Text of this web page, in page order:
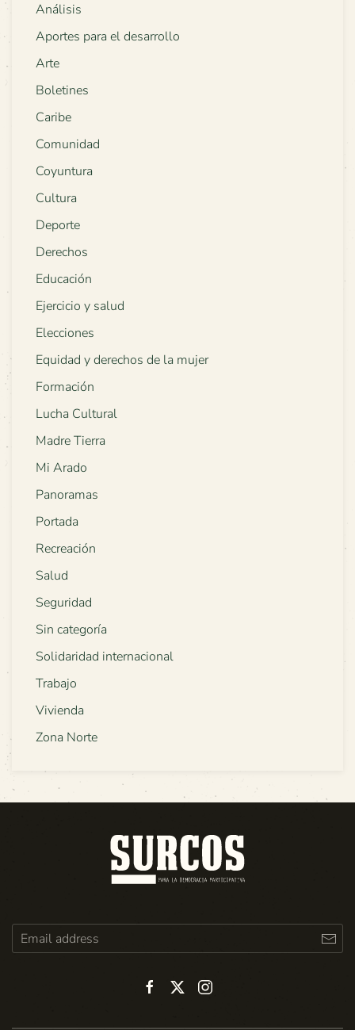
Análisis
Aportes para el desarrollo
Arte
Boletines
Caribe
Comunidad
Coyuntura
Cultura
Deporte
Derechos
Educación
Ejercicio y salud
Elecciones
Equidad y derechos de la mujer
Formación
Lucha Cultural
Madre Tierra
Mi Arado
Panoramas
Portada
Recreación
Salud
Seguridad
Sin categoría
Solidaridad internacional
Trabajo
Vivienda
Zona Norte